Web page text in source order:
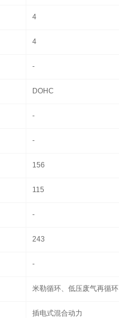
4
4
-
DOHC
-
-
156
115
-
243
-
米勒循环、低压废气再循环
插电式混合动力